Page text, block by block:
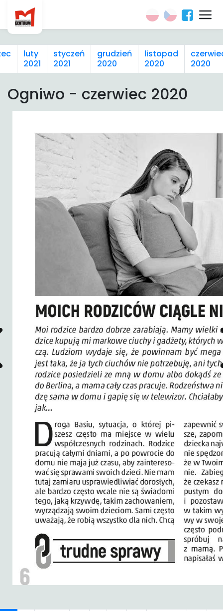
luty
2021
styczeń
2021
grudzień
2020
listopad
2020
2020
Ogniwo - czerwiec 2020